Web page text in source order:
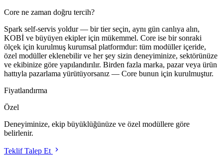
Core ne zaman doğru tercih?
Spark self-servis yoldur — bir tier seçin, aynı gün canlıya alın,
KOBİ ve büyüyen ekipler için mükemmel. Core ise bir sonraki
ölçek için kurulmuş kurumsal platformdur: tüm modüller içeride,
özel modüller eklenebilir ve her şey sizin deneyiminize, sektörünüze
ve ekibinize göre yapılandırılır. Birden fazla marka, pazar veya ürün
hattıyla pazarlama yürütüyorsanız — Core bunun için kurulmuştur.
Fiyatlandırma
Özel
Deneyiminize, ekip büyüklüğünüze ve özel modüllere göre
belirlenir.
Teklif Talep Et